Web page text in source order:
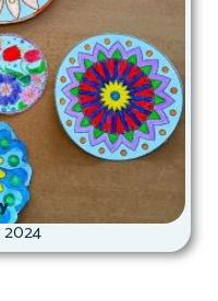
2024